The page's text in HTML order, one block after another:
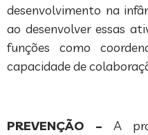
desenvolvimento na
ao desenvolver essas
funções como
capacidade de
PREVENÇÃO – A